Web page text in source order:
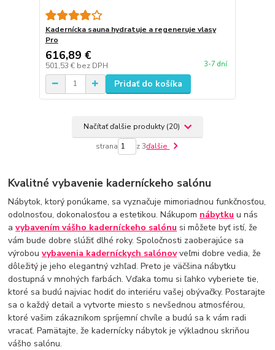
Kadernícka sauna hydratuje a regeneruje vlasy
Pro
616,89 €
501,53 € bez DPH 3-7 dní
Pridať do košíka
Načítať ďalšie produkty (20)
strana z 3ďalšie
Kvalitné vybavenie kaderníckeho salónu
Nábytok, ktorý ponúkame, sa vyznačuje mimoriadnou funkčnosťou,
odolnosťou, dokonalosťou a estetikou. Nákupom nábytku u nás
avybavením vášho kaderníckeho salónu si môžete byť istí, že
vám bude dobre slúžiť dlhé roky. Spoločnosti zaoberajúce sa
výrobouvybavenia kaderníckych salónovveľmi dobre vedia, že
dôležitý je jeho elegantný vzhľad. Preto je väčšina nábytku
dostupná v mnohých farbách. Vďaka tomu si ľahko vyberiete tie,
ktoré sa budú najviac hodiť do interiéru vašej obývačky. Postarajte
sa o každý detail a vytvorte miesto s nevšednou atmosférou,
ktoré vašim zákazníkom spríjemní chvíle a budú sa k vám radi
vracať. Pamätajte, že kadernícky nábytok je výkladnou skriňou
vášho salónu.